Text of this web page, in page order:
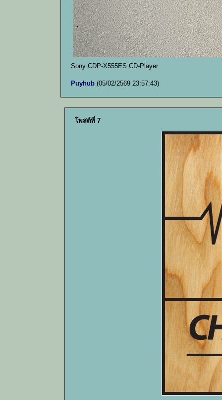
Sony CDP-X555ES CD-Player
Puyhub (05/02/2569 23:57:43)
โพสต์ที่ 7